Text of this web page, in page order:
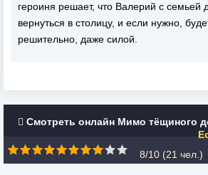
героиня решает, что Валерий с семьей
вернуться в столицу, и если нужно,
решительно, даже силой.
Смотреть онлайн Мимо тёщиного
8/10 (21 чел.)